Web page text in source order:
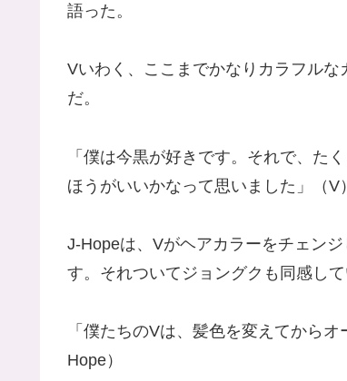
語った。
Vいわく、ここまでかなりカラフル
だ。
「僕は今黒が好きです。それで、た
ほうがいいかなって思いました」（V）
J-Hopeは、Vがヘアカラーをチェン
す。それついてジョングクも同感して
「僕たちのVは、髪色を変えてから
Hope）